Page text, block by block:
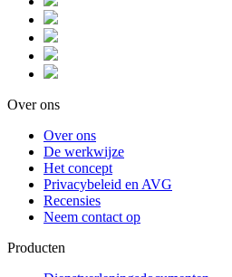
Over ons
Over ons
De werkwijze
Het concept
Privacybeleid en AVG
Recensies
Neem contact op
Producten